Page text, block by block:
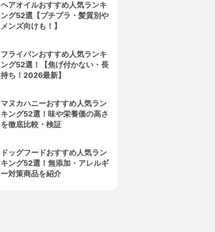
ヘアオイルおすすめ人気ランキ
ング52選【プチプラ・髪質別や
メンズ向けも！】
フライパンおすすめ人気ランキ
ング52選！【焦げ付かない・長
持ち！2026最新】
マヌカハニーおすすめ人気ラン
キング52選！味や栄養価の高さ
を徹底比較・検証
ドッグフードおすすめ人気ラン
キング52選！無添加・アレルギ
ー対策商品を紹介